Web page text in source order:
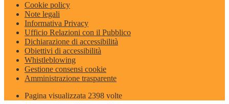
Cookie policy
Note legali
Informativa Privacy
Ufficio Relazioni con il Pubblico
Dichiarazione di accessibilità
Obiettivi di accessibilità
Whistleblowing
Gestione consensi cookie
Amministrazione trasparente
Pagina visualizzata 2398 volte